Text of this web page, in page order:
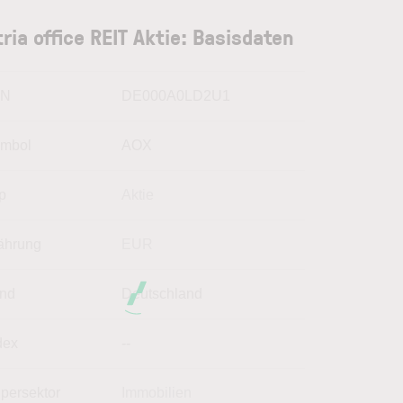
office REIT Aktie: Basisdaten
Deutschland